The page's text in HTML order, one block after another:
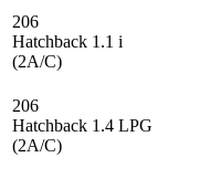
206
Hatchback
(2A/C)
1.1 i
206
Hatchback
(2A/C)
1.4 LPG